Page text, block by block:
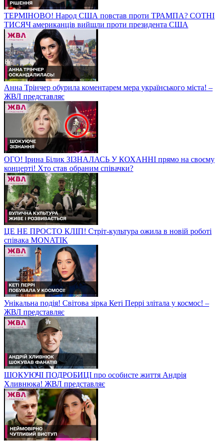
ТЕРМІНОВО! Народ США повстав проти ТРАМПА? СОТНІ
ТИСЯЧ американців вийшли проти президента США
Анна Трінчер обурила коментарем мера українського міста! –
ЖВЛ представляє
ОГО! Ірина Білик ЗІЗНАЛАСЬ У КОХАННІ прямо на своєму
концерті! Хто став обраним співачки?
ЦЕ НЕ ПРОСТО КЛІП! Стріт-культура ожила в новій роботі
співака MONATIK
Унікальна подія! Світова зірка Кеті Перрі злітала у космос! –
ЖВЛ представляє
ШОКУЮЧІ ПОДРОБИЦІ про особисте життя Андрія
Хливнюка! ЖВЛ представляє